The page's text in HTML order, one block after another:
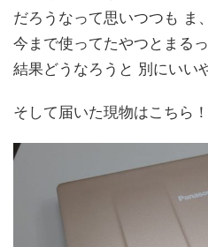
だろうなって思いつつも ま
今まで使ってたやつとまる
結果どうなろうと 別にいい
そして届いた現物はこちら！